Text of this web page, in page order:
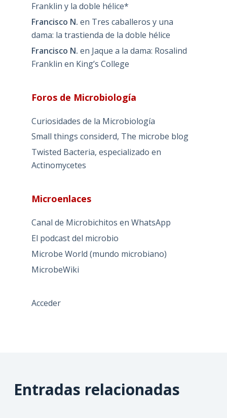
Franklin y la doble hélice*
Francisco N. en Tres caballeros y una
dama: la trastienda de la doble hélice
Francisco N. en Jaque a la dama: Rosalind
Franklin en King’s College
Foros de Microbiología
Curiosidades de la Microbiología
Small things considerd, The microbe blog
Twisted Bacteria, especializado en
Actinomycetes
Microenlaces
Canal de Microbichitos en WhatsApp
El podcast del microbio
Microbe World (mundo microbiano)
MicrobeWiki
Acceder
Entradas relacionadas